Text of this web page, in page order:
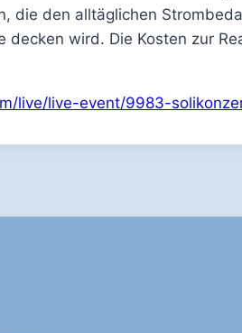
die den alltäglichen
decken wird. Die Kosten zur
live/live-event/9983-